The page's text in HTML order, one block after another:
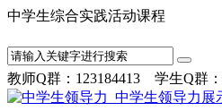
中学生综合实践
教师Q群：123184413 学生Q群：